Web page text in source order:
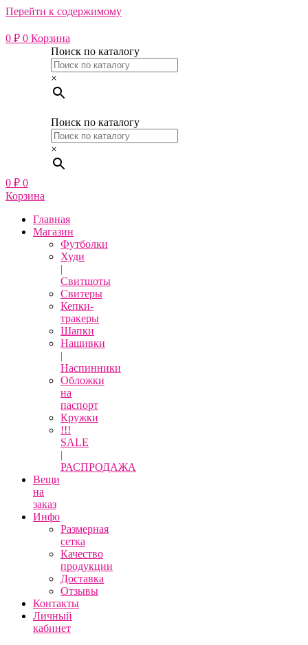
Перейти к содержимому
0 ₽ 0 Корзина
Поиск по каталогу
×
Поиск по каталогу
×
0 ₽ 0
Корзина
Главная
Магазин
Футболки
Худи
|
Свитшоты
Свитеры
Кепки-
тракеры
Шапки
Нашивки
|
Наспинники
Обложки
на
паспорт
Кружки
!!!
SALE
|
РАСПРОДАЖА
Вещи
на
заказ
Инфо
Размерная
сетка
Качество
продукции
Доставка
Отзывы
Контакты
Личный
кабинет